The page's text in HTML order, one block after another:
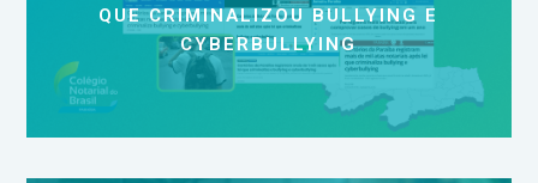
QUE CRIMINALIZOU BULLYING E
CYBERBULLYING